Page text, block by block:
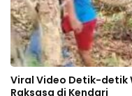
Viral Video Detik-detik
Raksasa di Kendari